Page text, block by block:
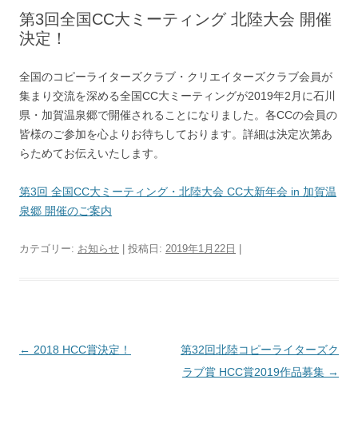
第3回全国CC大ミーティング 北陸大会 開催
決定！
全国のコピーライターズクラブ・クリエイターズクラブ会員が
集まり交流を深める全国CC大ミーティングが2019年2月に石川
県・加賀温泉郷で開催されることになりました。各CCの会員の
皆様のご参加を心よりお待ちしております。詳細は決定次第あ
らためてお伝えいたします。
第3回 全国CC大ミーティング・北陸大会 CC大新年会 in 加賀温
泉郷 開催のご案内
カテゴリー: お知らせ | 投稿日: 2019年1月22日
投
← 2018 HCC賞決定！
第32回北陸コピーライターズク
ラブ賞 HCC賞2019作品募集 →